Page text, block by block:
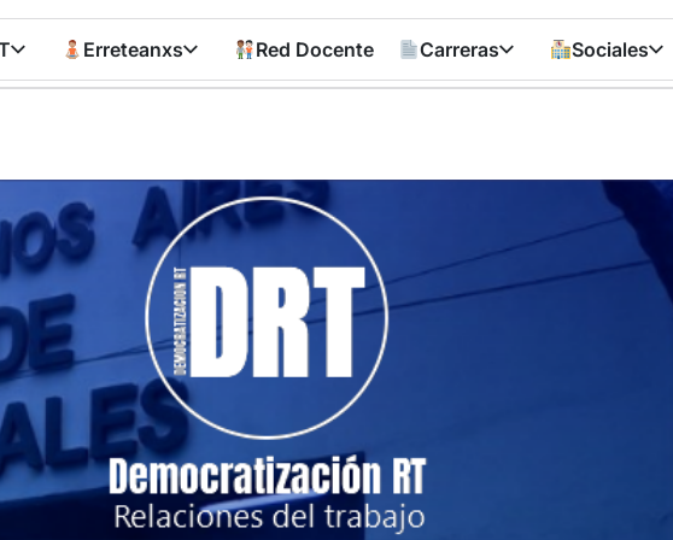
Erreteanxs Red Docente Carreras Sociales
RT